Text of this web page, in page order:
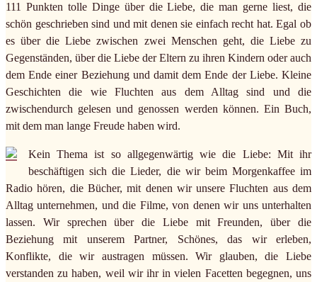
111 Punkten tolle Dinge über die Liebe, die man gerne liest, die
schön geschrieben sind und mit denen sie einfach recht hat. Egal ob
es über die Liebe zwischen zwei Menschen geht, die Liebe zu
Gegenständen, über die Liebe der Eltern zu ihren Kindern oder auch
dem Ende einer Beziehung und damit dem Ende der Liebe. Kleine
Geschichten die wie Fluchten aus dem Alltag sind und die
zwischendurch gelesen und genossen werden können. Ein Buch,
mit dem man lange Freude haben wird.
Kein Thema ist so allgegenwärtig wie die Liebe: Mit ihr
beschäftigen sich die Lieder, die wir beim Morgenkaffee im
Radio hören, die Bücher, mit denen wir unsere Fluchten aus dem
Alltag unternehmen, und die Filme, von denen wir uns unterhalten
lassen. Wir sprechen über die Liebe mit Freunden, über die
Beziehung mit unserem Partner, Schönes, das wir erleben,
Konflikte, die wir austragen müssen. Wir glauben, die Liebe
verstanden zu haben, weil wir ihr in vielen Facetten begegnen, uns